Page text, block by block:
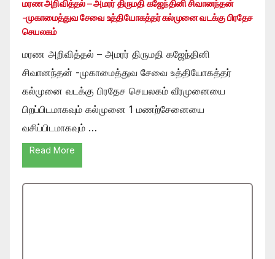
மரண அறிவித்தல் – அமரர் திருமதி கஜேந்தினி சிவானந்தன்
-முகாமைத்துவ சேவை உத்தியோகத்தர் கல்முனை வடக்கு பிரதேச
செயலகம்
மரண அறிவித்தல் – அமரர் திருமதி கஜேந்தினி
சிவானந்தன் -முகாமைத்துவ சேவை உத்தியோகத்தர்
கல்முனை வடக்கு பிரதேச செயலகம் வீரமுனையை
பிறப்பிடமாகவும் கல்முனை 1 மணற்சேனையை
வசிப்பிடமாகவும் …
Read More